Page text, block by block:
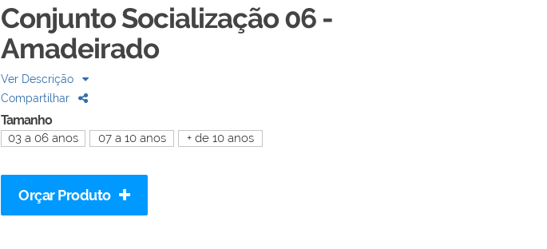
Conjunto Socialização 06 -
Amadeirado
Ver Descrição
Compartilhar
Tamanho
03 a 06 anos 07 a 10 anos + de 10 anos
Orçar Produto